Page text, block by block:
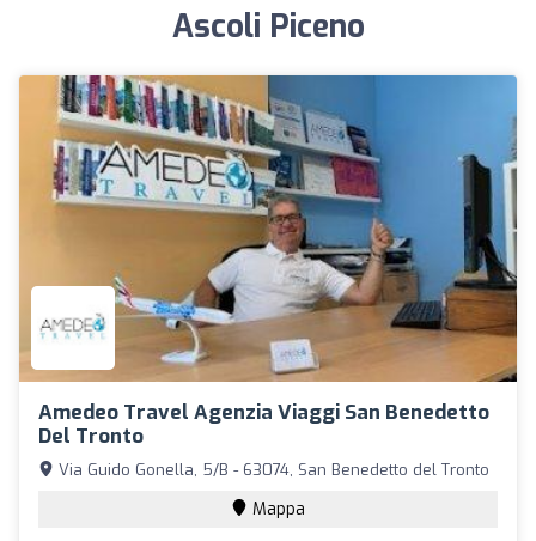
Ascoli Piceno
Amedeo Travel Agenzia Viaggi San Benedetto
Del Tronto
Via Guido Gonella, 5/B - 63074, San Benedetto del Tronto
Mappa